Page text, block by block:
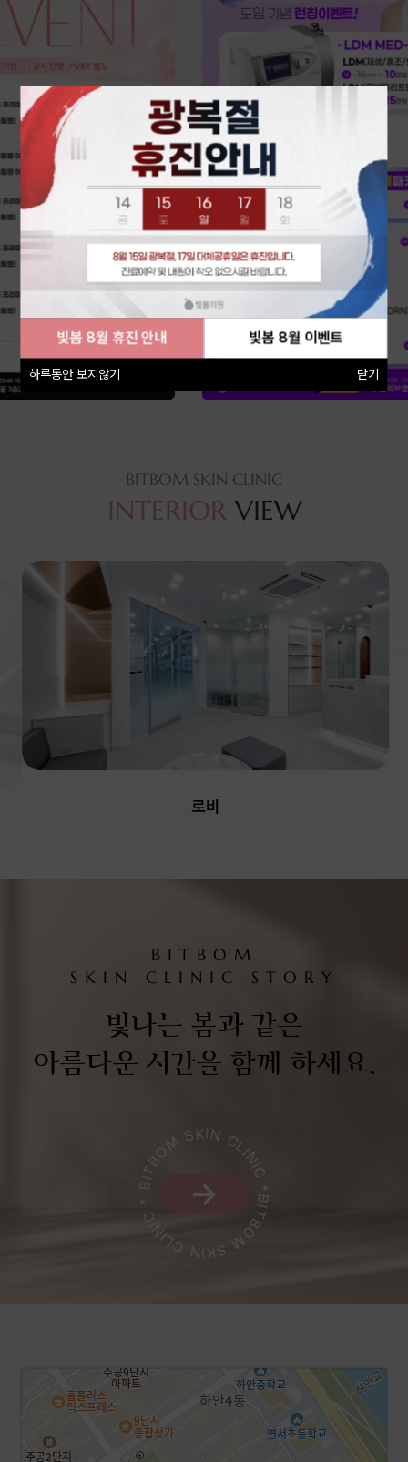
빛봄 8월 휴진 안내 빛봄 8월 이벤트
하루동안 보지않기 닫기
BITBOM SKIN CLINIC
INTERIOR VIEW
로비
BITBOM
SKIN CLINIC STORY
빛나는 봄과 같은
아름다운 시간을 함께 하세요.
BITBOM SKIN CLINIC * BITBOM SKIN CLINIC *
→